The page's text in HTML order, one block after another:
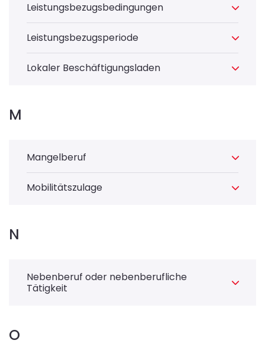
Leistungsbezugsbedingungen
Leistungsbezugsperiode
Lokaler Beschäftigungsladen
M
Mangelberuf
Mobilitätszulage
N
Nebenberuf oder nebenberufliche
Tätigkeit
O